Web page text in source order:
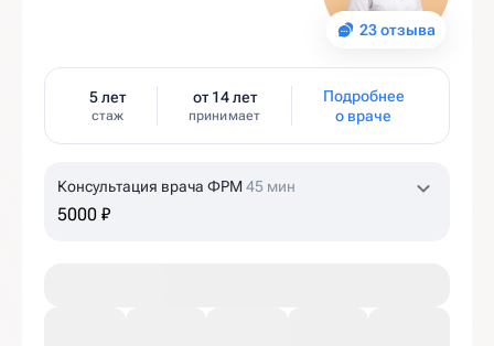
23 отзыва
5 лет
стаж
от 14 лет
принимает
Подробнее
о враче
Консультация врача ФРМ 45 мин
5000 ₽